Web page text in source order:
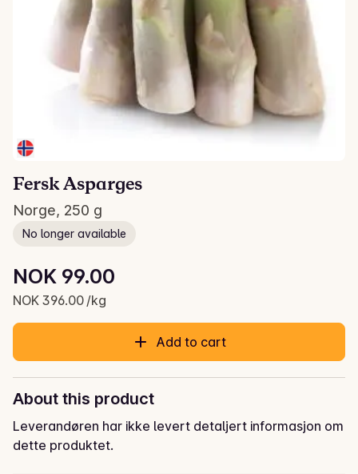
Fersk Asparges
Norge, 250 g
No longer available
Current price is: NOK 99.00
NOK 99.00
NOK 396.00 /kg
Unit price: NOK 396.00 /kg
Add to cart
About this product
Leverandøren har ikke levert detaljert informasjon om
dette produktet.